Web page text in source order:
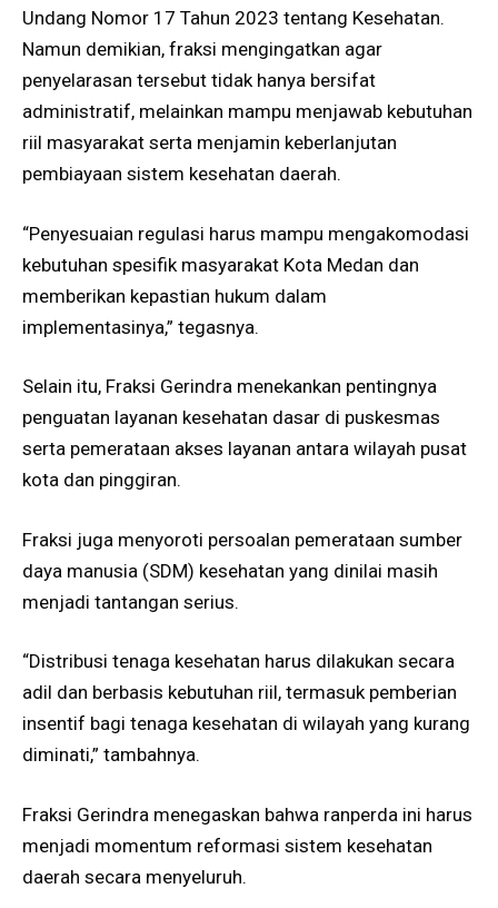
Undang Nomor 17 Tahun 2023 tentang Kesehatan.
Namun demikian, fraksi mengingatkan agar
penyelarasan tersebut tidak hanya bersifat
administratif, melainkan mampu menjawab kebutuhan
riil masyarakat serta menjamin keberlanjutan
pembiayaan sistem kesehatan daerah.
“Penyesuaian regulasi harus mampu mengakomodasi
kebutuhan spesifik masyarakat Kota Medan dan
memberikan kepastian hukum dalam
implementasinya,” tegasnya.
Selain itu, Fraksi Gerindra menekankan pentingnya
penguatan layanan kesehatan dasar di puskesmas
serta pemerataan akses layanan antara wilayah pusat
kota dan pinggiran.
Fraksi juga menyoroti persoalan pemerataan sumber
daya manusia (SDM) kesehatan yang dinilai masih
menjadi tantangan serius.
“Distribusi tenaga kesehatan harus dilakukan secara
adil dan berbasis kebutuhan riil, termasuk pemberian
insentif bagi tenaga kesehatan di wilayah yang kurang
diminati,” tambahnya.
Fraksi Gerindra menegaskan bahwa ranperda ini harus
menjadi momentum reformasi sistem kesehatan
daerah secara menyeluruh.